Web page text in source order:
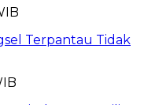
Terpantau Tidak